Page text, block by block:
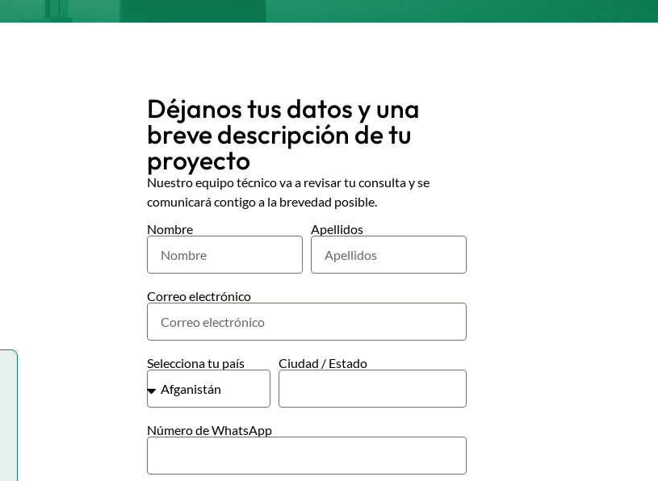
Déjanos tus datos y una
breve descripción de tu
proyecto
Nuestro equipo técnico va a revisar tu consulta y se
comunicará contigo a la brevedad posible.
Nombre
Apellidos
Correo electrónico
Selecciona tu país Ciudad / Estado
Número de WhatsApp